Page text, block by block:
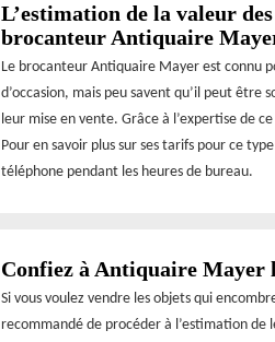
L’estimation de la valeur
brocanteur Antiquaire
Le brocanteur Antiquaire Mayer est connu
d’occasion, mais peu savent qu’il peut être
leur mise en vente. Grâce à l’expertise de
Pour en savoir plus sur ses tarifs pour ce
téléphone pendant les heures de bureau.
Confiez à Antiquaire Mayer
Si vous voulez vendre les objets qui
recommandé de procéder à l’estimation